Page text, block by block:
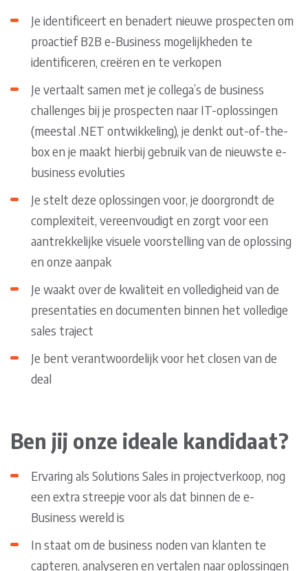
Je identificeert en benadert nieuwe prospecten om
proactief B2B e-Business mogelijkheden te
identificeren, creëren en te verkopen
Je vertaalt samen met je collega’s de business
challenges bij je prospecten naar IT-oplossingen
(meestal .NET ontwikkeling), je denkt out-of-the-
box en je maakt hierbij gebruik van de nieuwste e-
business evoluties
Je stelt deze oplossingen voor, je doorgrondt de
complexiteit, vereenvoudigt en zorgt voor een
aantrekkelijke visuele voorstelling van de oplossing
en onze aanpak
Je waakt over de kwaliteit en volledigheid van de
presentaties en documenten binnen het volledige
sales traject
Je bent verantwoordelijk voor het closen van de
deal
Ben jij onze ideale kandidaat?
Ervaring als Solutions Sales in projectverkoop, nog
een extra streepje voor als dat binnen de e-
Business wereld is
In staat om de business noden van klanten te
capteren, analyseren en vertalen naar oplossingen